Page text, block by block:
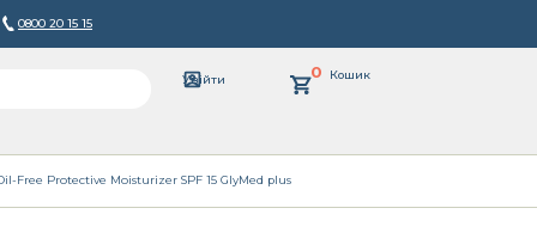
0800 20 15 15
Увійти 0 Кошик
Free Protective Moisturizer SPF 15 GlyMed plus